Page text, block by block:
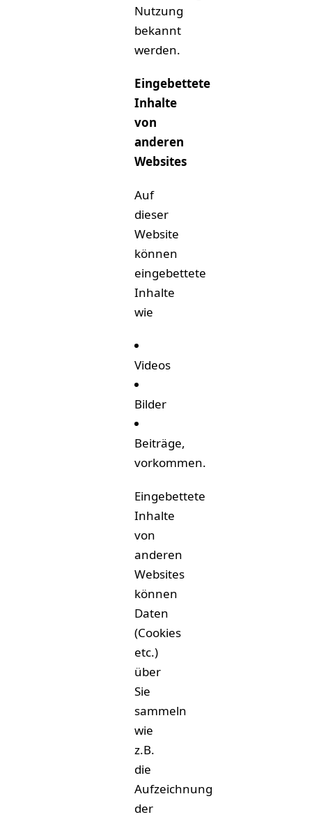
Nutzung
bekannt
werden.
Eingebettete
Inhalte
von
anderen
Websites
Auf
dieser
Website
können
eingebettete
Inhalte
wie
Videos
Bilder
Beiträge,
vorkommen.
Eingebettete
Inhalte
von
anderen
Websites
können
Daten
(Cookies
etc.)
über
Sie
sammeln
wie
z.B.
die
Aufzeichnung
der